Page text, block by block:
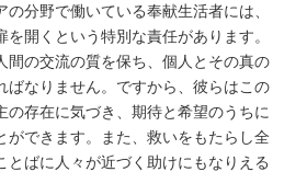
分野で働いている奉献生活者には、
開くという特別な責任があります。
間の交流の質を保ち、個人とその真の
ばなりません。ですから、彼らはこの
の存在に気づき、期待と希望のうちに
ができます。また、救いをもたらし全
とばに人々が近づく助けにもなりえる